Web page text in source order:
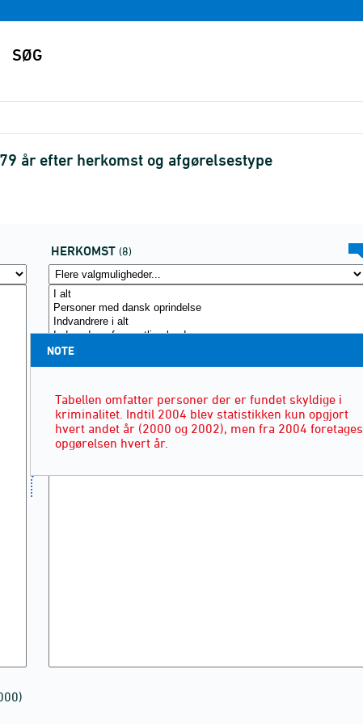
år efter herkomst og afgørelsestype
HERKOMST (8)
NOTE
Tabellen omfatter personer der er fundet skyldige i
kriminalitet. Indtil 2004 blev statistikken kun opgjort
hvert andet år (2000 og 2002), men fra 2004 foretages
opgørelsen hvert år.